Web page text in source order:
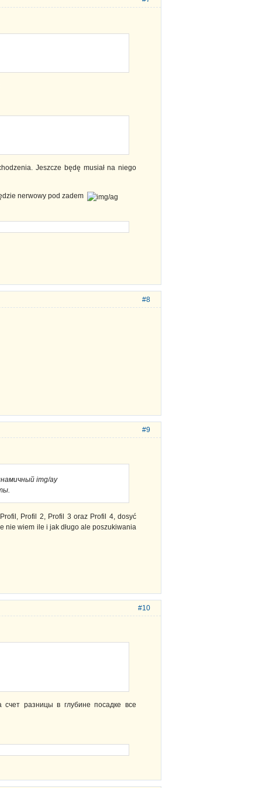
Jeszcze będę musiał na niego
nerwowy pod zadem
#8
#9
img/ay
Profil 2, Profil 3 oraz Profil 4, dosyć
nie wiem ile i jak długo ale poszukiwania
#10
разницы в глубине посадке все